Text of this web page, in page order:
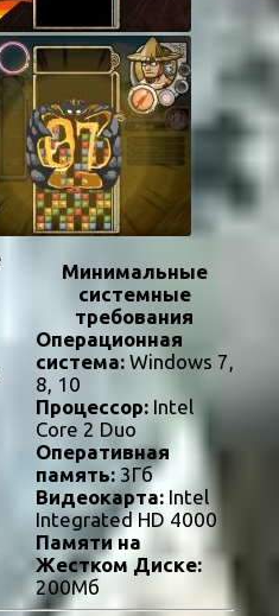
Минимальные
системные
требования
Операционная
система:Windows 7,
8, 10
Процессор:Intel
Core 2 Duo
Оперативная
память:3Гб
Видеокарта:Intel
Integrated HD 4000
Памяти на
Жестком Диске:
200Мб